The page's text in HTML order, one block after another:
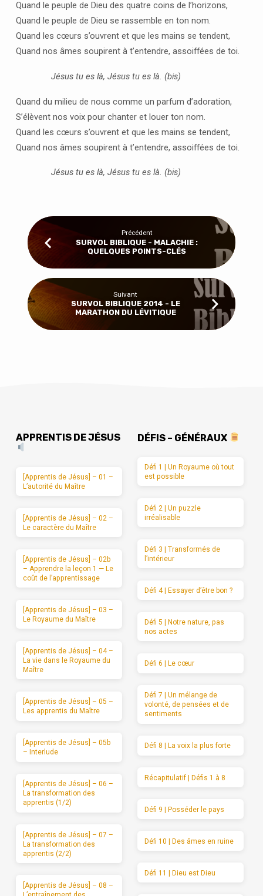
Quand le peuple de Dieu des quatre coins de l’horizons,
Quand le peuple de Dieu se rassemble en ton nom.
Quand les cœurs s’ouvrent et que les mains se tendent,
Quand nos âmes soupirent à t’entendre, assoiffées de toi.
Jésus tu es là, Jésus tu es là. (bis)
Quand du milieu de nous comme un parfum d’adoration,
S’élèvent nos voix pour chanter et louer ton nom.
Quand les cœurs s’ouvrent et que les mains se tendent,
Quand nos âmes soupirent à t’entendre, assoiffées de toi.
Jésus tu es là, Jésus tu es là. (bis)
Précédent
SURVOL BIBLIQUE - MALACHIE :
QUELQUES POINTS-CLÉS
Suivant
SURVOL BIBLIQUE 2014 - LE
MARATHON DU LÉVITIQUE
APPRENTIS DE JÉSUS
[Apprentis de Jésus] – 01 –
L’autorité du Maître
[Apprentis de Jésus] – 02 –
Le caractère du Maître
[Apprentis de Jésus] – 02b
– Apprendre la leçon 1 — Le
coût de l’apprentissage
[Apprentis de Jésus] – 03 –
Le Royaume du Maître
[Apprentis de Jésus] – 04 –
La vie dans le Royaume du
Maître
[Apprentis de Jésus] – 05 –
Les apprentis du Maître
[Apprentis de Jésus] – 05b
– Interlude
[Apprentis de Jésus] – 06 –
La transformation des
apprentis (1/2)
[Apprentis de Jésus] – 07 –
La transformation des
apprentis (2/2)
[Apprentis de Jésus] – 08 –
DÉFIS – GÉNÉRAUX
Défi 1 | Un Royaume où tout
est possible
Défi 2 | Un puzzle
irréalisable
Défi 3 | Transformés de
l’intérieur
Défi 4 | Essayer d’être bon ?
Défi 5 | Notre nature, pas
nos actes
Défi 6 | Le cœur
Défi 7 | Un mélange de
volonté, de pensées et de
sentiments
Défi 8 | La voix la plus forte
Récapitulatif | Défis 1 à 8
Défi 9 | Posséder le pays
Défi 10 | Des âmes en ruine
Défi 11 | Dieu est Dieu